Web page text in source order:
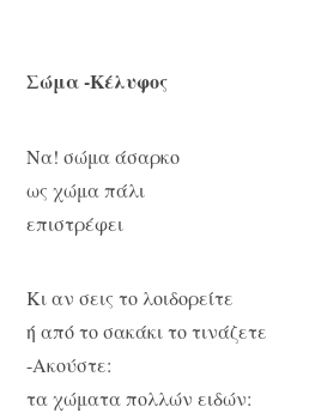
Σώμα -Κέλυφος
Να! σώμα άσαρκο
ως χώμα πάλι
επιστρέφει
Κι αν σεις το λοιδορείτε
ή από το σακάκι το τινάζετε
-Ακούστε:
τα χώματα πολλών ειδών: